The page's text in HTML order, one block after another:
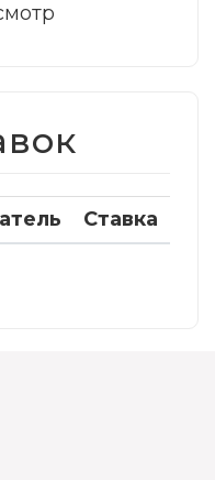
Ставка